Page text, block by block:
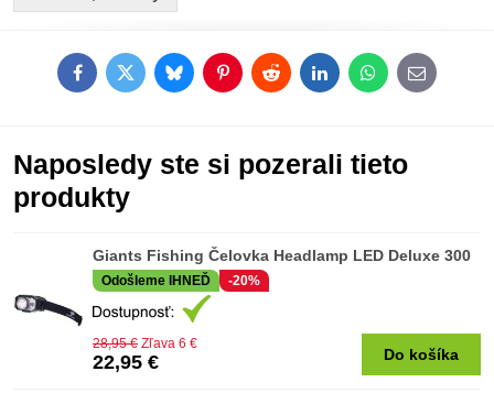
FacebookTwitterBlueskyPinterestRedditLinkedInWhatsApp
E-
mail
Naposledy ste si pozerali tieto
produkty
Giants Fishing Čelovka Headlamp LED Deluxe 300
Odošleme IHNEĎ -20%
22,95 €
28,95 € Zľava 6 €
Do košíka